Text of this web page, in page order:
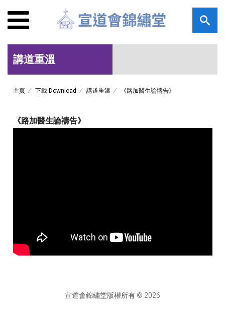
講道重溫
主頁 下載 Download 講道重溫 《路加醫生論禱告》
《路加醫生論禱告》
宣道會錦繡堂版權所有 © 2026